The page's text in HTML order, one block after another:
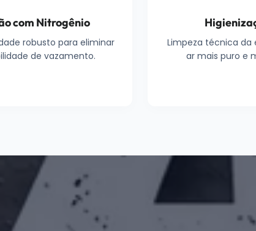
com Nitrogênio
robusto para eliminar
de vazamento.
Limpeza técnica da
ar mais puro e